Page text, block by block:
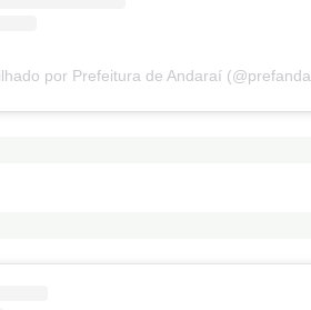
por Prefeitura de Andaraí